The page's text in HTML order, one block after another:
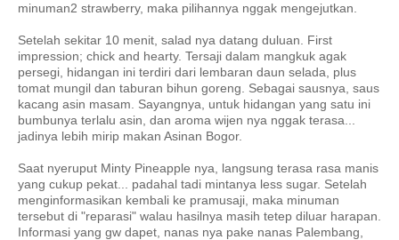
minuman2 strawberry, maka pilihannya nggak mengejutkan.
Setelah sekitar 10 menit, salad nya datang duluan. First
impression; chick and hearty. Tersaji dalam mangkuk agak
persegi, hidangan ini terdiri dari lembaran daun selada, plus
tomat mungil dan taburan bihun goreng. Sebagai sausnya, saus
kacang asin masam. Sayangnya, untuk hidangan yang satu ini
bumbunya terlalu asin, dan aroma wijen nya nggak terasa...
jadinya lebih mirip makan Asinan Bogor.
Saat nyeruput Minty Pineapple nya, langsung terasa rasa manis
yang cukup pekat... padahal tadi mintanya less sugar. Setelah
menginformasikan kembali ke pramusaji, maka minuman
tersebut di "reparasi" walau hasilnya masih tetep diluar harapan.
Informasi yang gw dapet, nanas nya pake nanas Palembang,